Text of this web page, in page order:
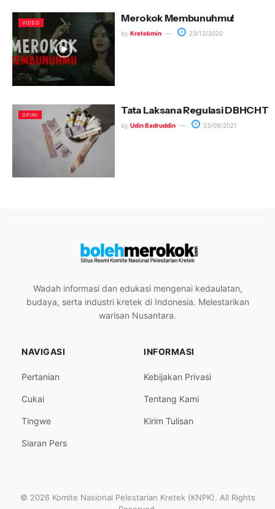
VIDEO Merokok Membunuhmu!
by Kretekmin 23/12/2020
OPINI Tata Laksana Regulasi DBHCHT
by Udin Badruddin 23/08/2021
Wadah informasi dan edukasi mengenai kedaulatan,
budaya, serta industri kretek di Indonesia. Melestarikan
warisan Nusantara.
NAVIGASI
Pertanian
Cukai
Tingwe
Siaran Pers
INFORMASI
Kebijakan Privasi
Tentang Kami
Kirim Tulisan
© 2026 Komite Nasional Pelestarian Kretek (KNPK). All Rights